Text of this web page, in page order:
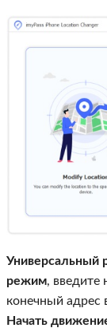
Универсальный
режим, введите
конечный адрес
Начать